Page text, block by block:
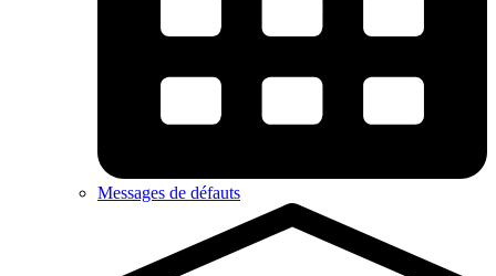
Messages de défauts